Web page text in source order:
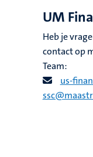
UM
Heb je
contact op
Team:
us-